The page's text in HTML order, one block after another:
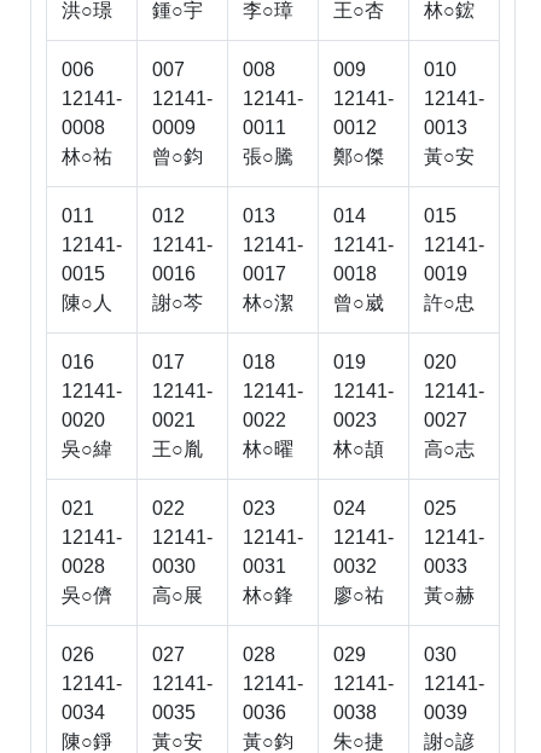
洪○璟 鍾○宇 李○璋 王○杏 林○鋐
006
12141-
0008
林○祐
007
12141-
0009
曾○鈞
008
12141-
0011
張○騰
009
12141-
0012
鄭○傑
010
12141-
0013
黃○安
011
12141-
0015
陳○人
012
12141-
0016
謝○芩
013
12141-
0017
林○潔
014
12141-
0018
曾○崴
015
12141-
0019
許○忠
016
12141-
0020
吳○緯
017
12141-
0021
王○胤
018
12141-
0022
林○曜
019
12141-
0023
林○頡
020
12141-
0027
高○志
021
12141-
0028
吳○儕
022
12141-
0030
高○展
023
12141-
0031
林○鋒
024
12141-
0032
廖○祐
025
12141-
0033
黃○赫
026
12141-
0034
陳○錚
027
12141-
0035
黃○安
028
12141-
0036
黃○鈞
029
12141-
0038
朱○捷
030
12141-
0039
謝○諺